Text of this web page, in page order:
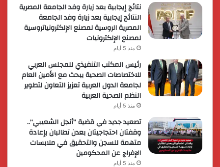
نتائج إيجابية بعد زيارة وفد الجامعة المصرية
النتائج إيجابية بعد زيارة وفد الجامعة
المصرية الروسية لمصنع الإلكترونياتروسية
لمصنع الإلكترونيات
منذ 5 أيام
رئيس المكتب التنفيذي للمجلس العربي
للاختصاصات الصحية يبحث مع الأمين العام
لجامعة الدول العربية تعزيز التعاون لتطوير
النظم الصحية العربية
منذ 5 أيام
تصعيد جديد في قضية “أنجل الشعيبي”..
وقفتان احتجاجيتان بعدن تطالبان بإعادة
متهمة للسجن والتحقيق في ملابسات
الإفراج عن المحكومين
منذ 5 أيام